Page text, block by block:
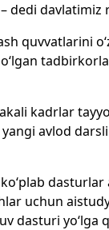
– dedi davlatimiz
quvvatlarini
kadrlar
avlod
uchun
dasturi yo‘lga